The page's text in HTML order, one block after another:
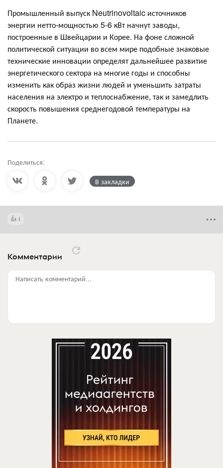
Промышленный выпуск Neutrinovoltaic источников
энергии нетто-мощностью 5-6 кВт начнут заводы,
построенные в Швейцарии и Корее. На фоне сложной
политической ситуации во всем мире подобные знаковые
технические инновации определят дальнейшее развитие
энергетического сектора на многие годы и способны
изменить как образ жизни людей и уменьшить затраты
населения на электро и теплоснабжение, так и замедлить
скорость повышения среднегодовой температуры на
Планете.
Поделиться:
В закладки
1
Комментарии
Написать комментарий...